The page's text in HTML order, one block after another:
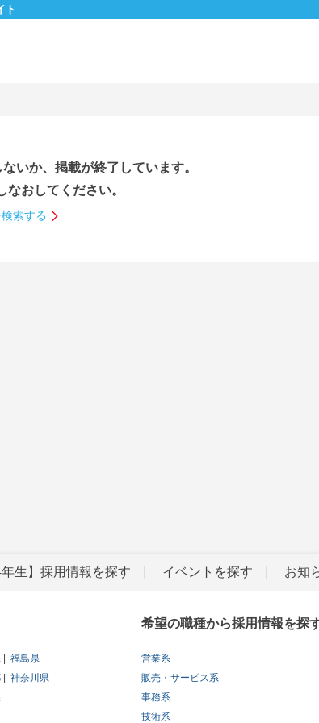
ト
いか、掲載が終了しています。
なおしてください。
索する
年生】採用情報を探す イベントを探す お知
福島県
神奈川県
希望の職種から採用情報を探
営業系
販売・サービス系
事務系
技術系